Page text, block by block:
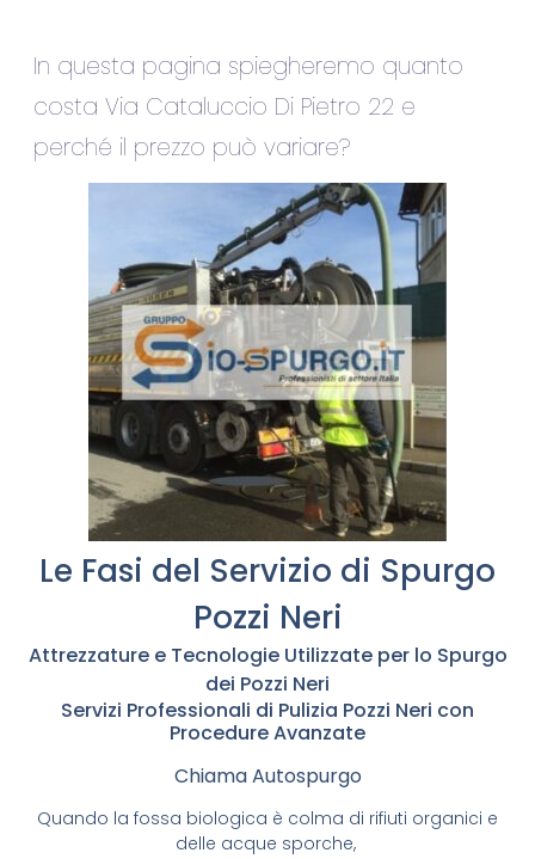
In questa pagina spiegheremo quanto
costa Via Cataluccio Di Pietro 22 e
perché il prezzo può variare?
Le Fasi del Servizio di Spurgo
Pozzi Neri
Attrezzature e Tecnologie Utilizzate per lo Spurgo
dei Pozzi Neri
Servizi Professionali di Pulizia Pozzi Neri con
Procedure Avanzate
Chiama Autospurgo
Quando la fossa biologica è colma di rifiuti organici e
delle acque sporche,